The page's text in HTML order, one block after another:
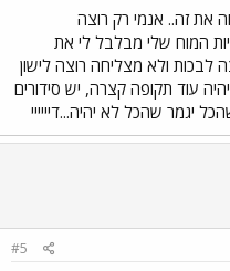
את זה.. אנמי רק רוצה
המוח שלי מבלבל לי את
לבכות ולא מצליחה רוצה לישון
עוד תקופה קצרה, יש סידורים
יגמר שהכל לא יהיה...דיייייי
#5